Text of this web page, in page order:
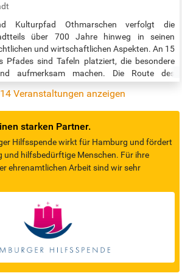
Kulturpfad Othmarschen verfolgt die
über 700 Jahre hinweg in seinen
und wirtschaftlichen Aspekten. An 15
Pfades sind Tafeln platziert, die besondere
aufmerksam machen. Die Route des
ausgelegt. Je nach Tempo dauert sie
Veranstaltungen anzeigen
starken Partner.
Hilfsspende wirkt für Hamburg und fördert
und hilfsbedürftige Menschen. Für ihre
ehrenamtlichen Arbeit sind wir sehr